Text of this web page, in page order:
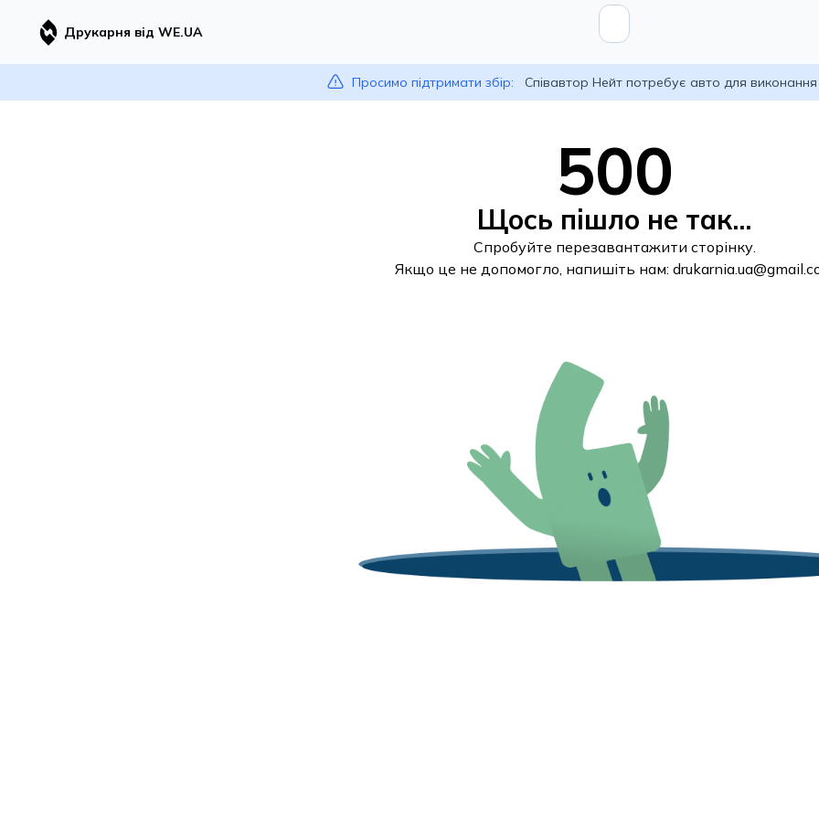
Друкарня від WE.UA
Просимо підтримати збір: Співавтор Нейт потребує авто для
500
Щось пішло не так...
Спробуйте перезавантажити сторінку.
Якщо це не допомогло, напишіть нам: